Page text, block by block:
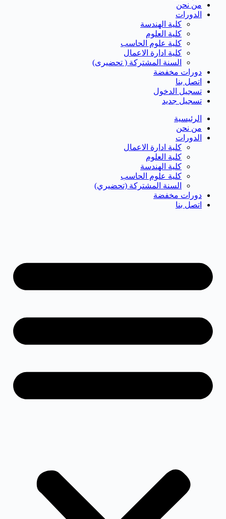
من نحن
الدورات
كلية الهندسة
كلية العلوم
كلية علوم الحاسب
كلية ادارة الاعمال
السنة المشتركة ( تحضيرى)
دورات مخفضة
اتصل بنا
تسجيل الدخول
تسجيل جديد
الرئيسية
من نحن
الدورات
كلية ادارة الاعمال
كلية العلوم
كلية الهندسة
كلية علوم الحاسب
السنة المشتركة (تحضيري)
دورات مخفضة
اتصل بنا